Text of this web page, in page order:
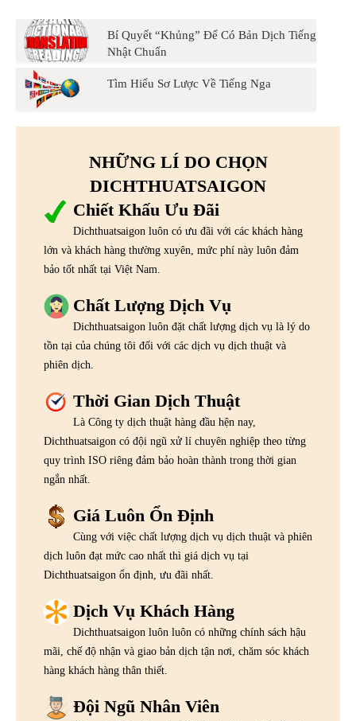
Bí Quyết “Khủng” Để Có Bản Dịch Tiếng
Nhật Chuẩn
Tìm Hiểu Sơ Lược Về Tiếng Nga
NHỮNG LÍ DO CHỌN
DICHTHUATSAIGON
Chiết Khấu Ưu Đãi
Dichthuatsaigon luôn có ưu đãi với các khách hàng
lớn và khách hàng thường xuyên, mức phí này luôn đảm
bảo tốt nhất tại Việt Nam.
Chất Lượng Dịch Vụ
Dichthuatsaigon luôn đặt chất lượng dịch vụ là lý do
tồn tại của chúng tôi đối với các dịch vụ dịch thuật và
phiên dịch.
Thời Gian Dịch Thuật
Là Công ty dịch thuật hàng đầu hện nay,
Dichthuatsaigon có đội ngũ xử lí chuyên nghiệp theo từng
quy trình ISO riêng đảm bảo hoàn thành trong thời gian
ngắn nhất.
Giá Luôn Ổn Định
Cùng với việc chất lượng dịch vụ dịch thuật và phiên
dịch luôn đạt mức cao nhất thì giá dịch vụ tại
Dichthuatsaigon ổn định, ưu đãi nhất.
Dịch Vụ Khách Hàng
Dichthuatsaigon luôn luôn có những chính sách hậu
mãi, chế độ nhận và giao bản dịch tận nơi, chăm sóc khách
hàng khách hàng thân thiết.
Đội Ngũ Nhân Viên